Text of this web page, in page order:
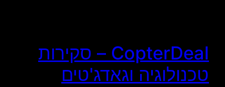
CopterDeal – סקירות
טכנולוגיה וגאדג'טים